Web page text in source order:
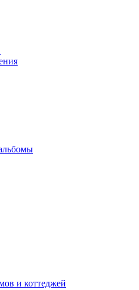
и коттеджей